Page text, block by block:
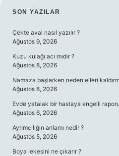
SIDEBAR
SON YAZILAR
Çekte aval nasıl yazılır ?
Ağustos 9, 2026
Kuzu kulağı acı mıdır ?
Ağustos 8, 2026
Namaza başlarken neden elleri
Ağustos 8, 2026
Evde yatalak bir hastaya engelli raporu
Ağustos 6, 2026
Ayrımcılığın anlamı nedir ?
Ağustos 5, 2026
Boya lekesini ne çıkarır ?